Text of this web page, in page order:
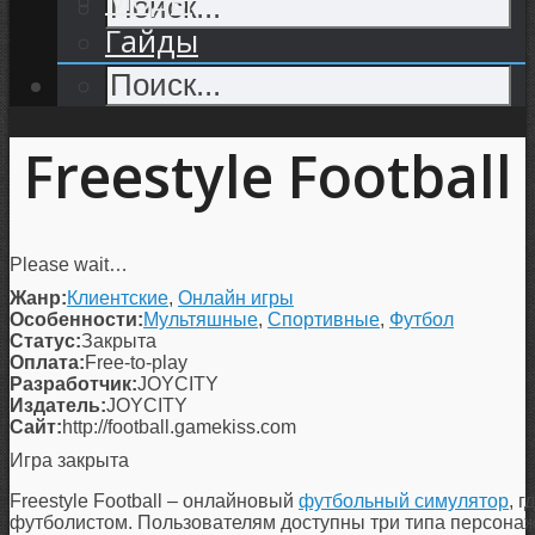
Гайды
Freestyle Football
Please wait…
Жанр:Клиентские, Онлайн игры
Особенности:Мультяшные, Спортивные, Футбол
Статус:Закрыта
Оплата:Free-to-play
Разработчик:JOYCITY
Издатель:JOYCITY
Сайт:http://football.gamekiss.com
Игра закрыта
Freestyle Football – онлайновый футбольный симулятор,
футболистом. Пользователям доступны три типа